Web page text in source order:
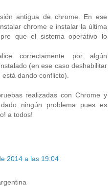
antigua de chrome. En ese
chrome e instalar la última
que el sistema operativo lo
correctamente por algún
(en ese caso deshabilitar
dando conflicto).
realizadas con Chrome y
ningún problema pues es
a todos!
2014 a las 19:04